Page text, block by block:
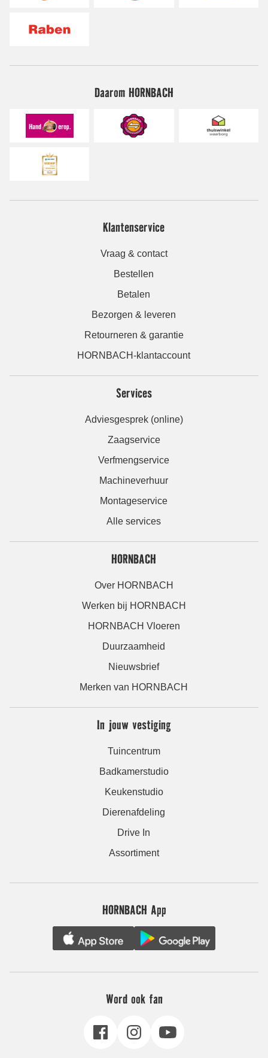
Daarom HORNBACH
Klantenservice
Vraag & contact
Bestellen
Betalen
Bezorgen & leveren
Retourneren & garantie
HORNBACH-klantaccount
Services
Adviesgesprek (online)
Zaagservice
Verfmengservice
Machineverhuur
Montageservice
Alle services
HORNBACH
Over HORNBACH
Werken bij HORNBACH
HORNBACH Vloeren
Duurzaamheid
Nieuwsbrief
Merken van HORNBACH
In jouw vestiging
Tuincentrum
Badkamerstudio
Keukenstudio
Dierenafdeling
Drive In
Assortiment
HORNBACH App
Word ook fan